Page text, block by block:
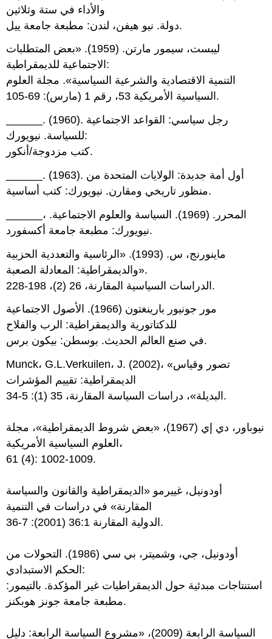
والأداء في ستة وثلاثين
دولة. نيو هيفن، لندن: مطبعة جامعة ييل.
ليبست، سيمور مارتن. (1959). «بعض المتطلبات
الاجتماعية للديمقراطية:
التنمية الاقتصادية والشرعية السياسية». مجلة العلوم
السياسية الأمريكية 53، رقم 1 (مارس): 69-105.
______. (1960). رجل سياسي: القواعد الاجتماعية
للسياسة. نيويورك:
كتب مزدوجة/أنكور.
______. (1963). أول أمة جديدة: الولايات المتحدة من
منظور تاريخي ومقارن. نيويورك: كتب أساسية.
______، المحرر. (1969). السياسة والعلوم الاجتماعية.
نيويورك: مطبعة جامعة أكسفورد.
ماينورنج، س. (1993). «الرئاسية والتعددية الحزبية
والديمقراطية: المعادلة الصعبة».
الدراسات السياسية المقارنة، 26 (2)، 198-228.
مور جونيور بارينغتون (1966). الأصول الاجتماعية
للدكتاتورية والديمقراطية: الرب والفلاح
في صنع العالم الحديث. بوسطن: بيكون برس.
Munck، G.L.Verkuilen، J. (2002)، «تصور وقياس
الديمقراطية: تقييم المؤشرات
البديلة»، دراسات السياسة المقارنة، 35 (1): 5-34.
نيوباور، دي إي (1967)، «بعض شروط الديمقراطية»، مجلة
العلوم السياسية الأمريكية،
61 (4): 1002-1009.
أودونيل، غييرمو «الديمقراطية والقانون والسياسة
المقارنة» في دراسات في التنمية
الدولية المقارنة 36:1 (2001): 7-36.
أودونيل، جي، وشميتر، بي سي (1986). التحولات من
الحكم الاستبدادي:
استنتاجات مبدئية حول الديمقراطيات غير المؤكدة. بالتيمور:
مطبعة جامعة جونز هوبكنز.
السياسة الرابعة (2009)، «مشروع السياسة الرابعة: دليل